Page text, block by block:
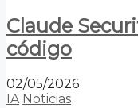
Claude
código
02/05/2026
IA Noticias